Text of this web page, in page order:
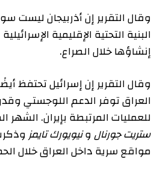
وقال التقرير إن أذربيجان ليست
البنية التحتية الإقليمية
إنشاؤها خلال الصراع.
وقال التقرير إن إسرائيل تحتفظ
العراق توفر الدعم اللوجستي
للعمليات المرتبطة بإيران. الشهر
ستريت جورنالونيويورك تايمز
مواقع سرية داخل العراق خلال